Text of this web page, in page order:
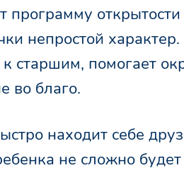
непростой
к старшим, помогает
во благо.
находит себе
не сложно